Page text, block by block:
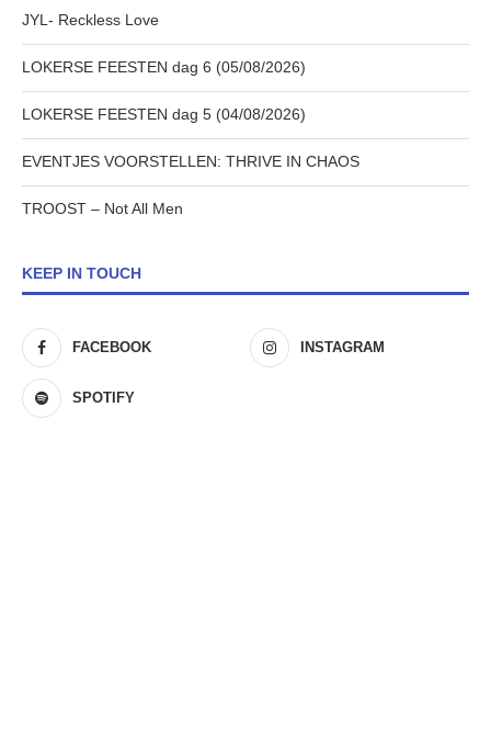
JYL- Reckless Love
LOKERSE FEESTEN dag 6 (05/08/2026)
LOKERSE FEESTEN dag 5 (04/08/2026)
EVENTJES VOORSTELLEN: THRIVE IN CHAOS
TROOST – Not All Men
KEEP IN TOUCH
FACEBOOK INSTAGRAM
SPOTIFY